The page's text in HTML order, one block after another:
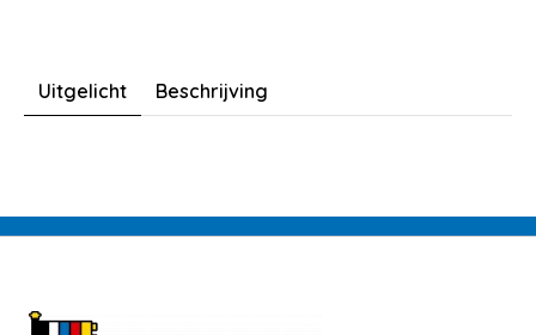
Uitgelicht Beschrijving